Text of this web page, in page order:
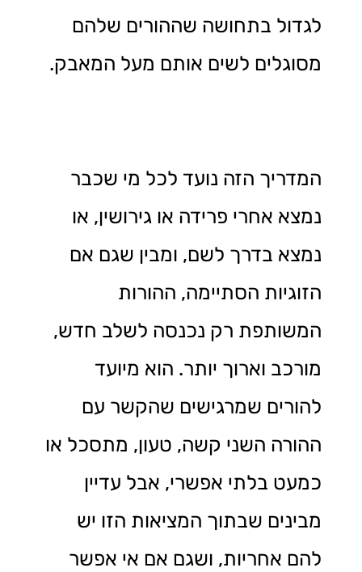
לגדול בתחושה שההורים שלהם
מסוגלים לשים אותם מעל המאבק.
המדריך הזה נועד לכל מי שכבר
נמצא אחרי פרידה או גירושין, או
נמצא בדרך לשם, ומבין שגם אם
הזוגיות הסתיימה, ההורות
המשותפת רק נכנסה לשלב חדש,
מורכב וארוך יותר. הוא מיועד
להורים שמרגישים שהקשר עם
ההורה השני קשה, טעון, מתסכל או
כמעט בלתי אפשרי, אבל עדיין
מבינים שבתוך המציאות הזו יש
להם אחריות, ושגם אם אי אפשר